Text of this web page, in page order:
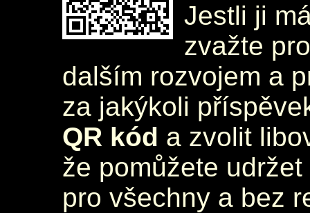
Jestli ji
zvažte
dalším rozvojem a
za jakýkoli
QR kód a zvolit
že pomůžete
pro všechny a bez